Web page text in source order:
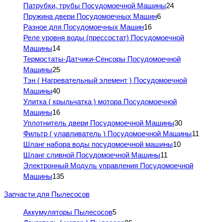
Патрубки, трубы Посудомоечной Машины24
Пружина двери Посудомоечных Машин6
Разное для Посудомоечных Машин16
Реле уровня воды (прессостат) Посудомоечной
Машины14
Термостаты-Датчики-Сенсоры Посудомоечной
Машины25
Тэн ( Нагревательный элемент ) Посудомоечной
Машины40
Улитка ( крыльчатка ) мотора Посудомоечной
Машины16
Уплотнитель двери Посудомоечной Машины30
Фильтр ( улавливатель ) Посудомоечной Машины11
Шланг набора воды посудомоечной машины10
Шланг сливной Посудомоечной Машины11
Электронный Модуль управления Посудомоечной
Машины135
Запчасти для Пылесосов
Аккумуляторы Пылесосов5